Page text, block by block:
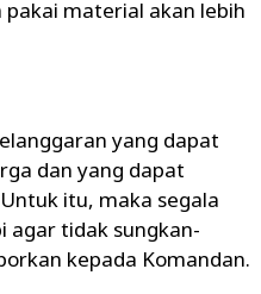
material akan lebih
yang dapat
dan yang dapat
itu, maka segala
agar tidak sungkan-
kepada Komandan.